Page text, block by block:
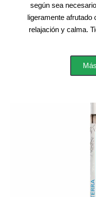
según sea
ligeramente
relajación y calma.